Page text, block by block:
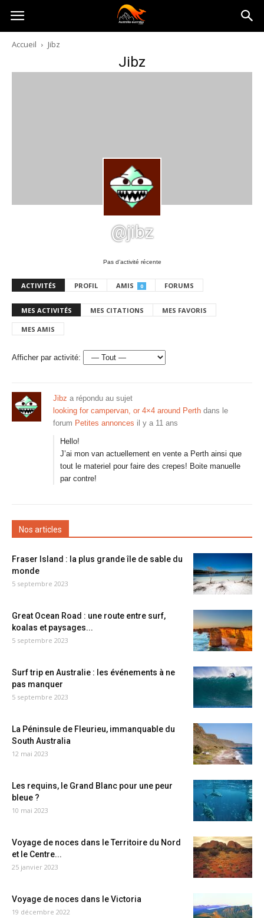
Australia-
australie.com
Accueil Jibz
Jibz
@jibz
Pas d’activité récente
ACTIVITÉS PROFIL AMIS 0 FORUMS
MES ACTIVITÉS MES CITATIONS MES FAVORIS
MES AMIS
Afficher par activité:
Jibz a répondu au sujet
looking for campervan, or 4×4 around Perth dans le
forum Petites annonces il y a 11 ans
Hello!
J’ai mon van actuellement en vente a Perth ainsi que
tout le materiel pour faire des crepes! Boite manuelle
par contre!
Nos articles
Fraser Island : la plus grande île de sable du
monde
5 septembre 2023
Great Ocean Road : une route entre surf,
koalas et paysages...
5 septembre 2023
Surf trip en Australie : les événements à ne
pas manquer
5 septembre 2023
La Péninsule de Fleurieu, immanquable du
South Australia
12 mai 2023
Les requins, le Grand Blanc pour une peur
bleue ?
10 mai 2023
Voyage de noces dans le Territoire du Nord
et le Centre...
25 janvier 2023
Voyage de noces dans le Victoria
19 décembre 2022